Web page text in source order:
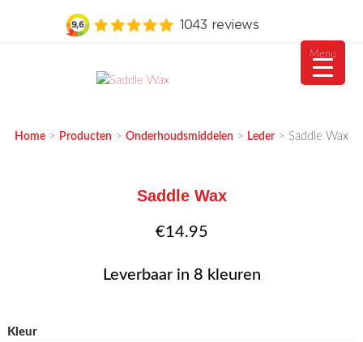
inhoudHome > Producten > Onderhoudsmiddelen > Leder > Saddle Wax
Saddle Wax
€14.95
Leverbaar in 8 kleuren
Kleur
Menu